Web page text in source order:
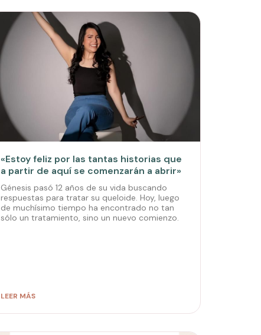
«Estoy feliz por las tantas historias que
a partir de aquí se comenzarán a abrir»
Génesis pasó 12 años de su vida buscando
respuestas para tratar su queloide. Hoy, luego
de muchísimo tiempo ha encontrado no tan
sólo un tratamiento, sino un nuevo comienzo.
LEER MÁS